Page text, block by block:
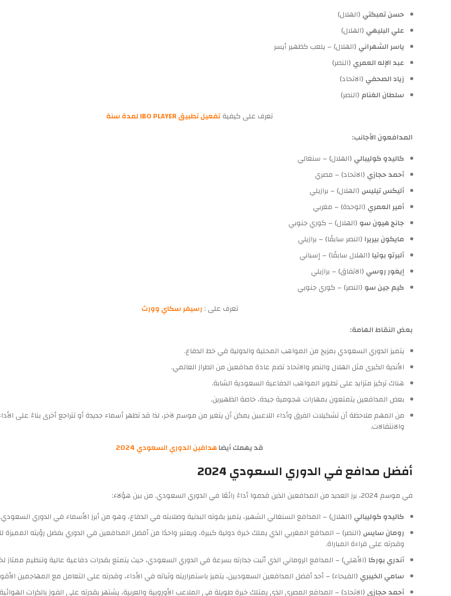
حسن تمبكتي (الهلال)
علي البليهي (الهلال)
ياسر الشهراني (الهلال) – يلعب كظهير أيسر
عبد الإله العمري (النصر)
زياد الصحفي (الاتحاد)
سلطان الغنام (النصر)
تعرف على كيفيةتفعيل تطبيق IBO PLAYER لمدة سنة
المدافعون الأجانب:
كاليدو كوليبالي (الهلال) – سنغالي
أحمد حجازي (الاتحاد) – مصري
أليكس تيليس (الهلال) – برازيلي
أمير العمري (الوحدة) – مغربي
جانج هيون سو (الهلال) – كوري جنوبي
مايكون بيريرا (النصر سابقًا) – برازيلي
ألبرتو بوتيا (الهلال سابقًا) – إسباني
إيغور روسي (الاتفاق) – برازيلي
كيم جين سو (النصر) – كوري جنوبي
تعرف على :رسيفر سكاي وورث
بعض النقاط الهامة:
يتميز الدوري السعودي بمزيج من المواهب المحلية والدولية في خط الدفاع.
الأندية الكبرى مثل الهلال والنصر والاتحاد تضم عادة مدافعين من الطراز العالمي.
هناك تركيز متزايد على تطوير المواهب الدفاعية السعودية الشابة.
بعض المدافعين يتمتعون بمهارات هجومية جيدة، خاصة الظهيرين.
من المهم ملاحظة أن تشكيلات الفرق وأداء اللاعبين يمكن أن يتغير من موسم لآخر، لذا قد تظهر أسماء جديدة أو تتراجع أخرى بناءً على
والانتقالات.
قد يهمك أيضاهدافين الدوري السعودي 2024
أفضل مدافع في الدوري السعودي 2024
في موسم 2024، برز العديد من المدافعين الذين قدموا أداءً رائعًا في الدوري السعودي. من بين هؤلاء:
كاليدو كوليبالي (الهلال) – المدافع السنغالي الشهير، يتميز بقوته البدنية وصلابته في الدفاع، وهو من أبرز الأسماء في الدوري السعودي.
رومان سايس (النصر) – المدافع المغربي الذي يملك خبرة دولية كبيرة، ويعتبر واحدًا من أفضل المدافعين في الدوري بفضل رؤيته المميزة
وقدرته على قراءة المباراة.
أندري بوركا (الأهلي) – المدافع الروماني الذي أثبت جدارته بسرعة في الدوري السعودي، حيث يتمتع بقدرات دفاعية عالية وتنظيم ممتاز
سامي الخيبري (الفيحاء) – أحد أفضل المدافعين السعوديين، يتميز باستمراريته وثباته في الأداء، وقدرته على التعامل مع المهاجمين
أحمد حجازي (الاتحاد) – المدافع المصري الذي يمتلك خبرة طويلة في الملاعب الأوروبية والعربية، يشتهر بقدرته على الفوز بالكرات